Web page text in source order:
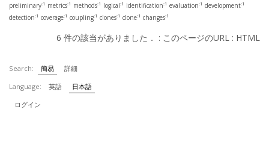
preliminary:1 metrics:1 methods:1 logical:1 identification:1 evaluation:1 development:1
detection:1 coverage:1 coupling:1 clones:1 clone:1 changes:1
6 件の該当がありました． : このページのURL : HTML
Search: 簡易
詳細
Language:
英語
日本語
ログイン